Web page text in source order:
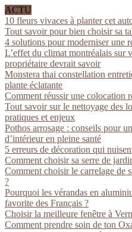
ACTU
10 fleurs vivaces à planter cet
Tout savoir pour bien choisir sa
4 solutions pour moderniser une
L’effet du climat montréalais sur
propriétaire devrait savoir
Monstera thai constellation
plante éclatante
Comment réussir une colocation
Tout savoir sur le nettoyage des
pratiques et enjeux
Pothos arrosage : conseils pour
d’intérieur en pleine santé
5 erreurs de décoration qui
Comment choisir sa serre de
Comment choisir le carrelage de
?
Pourquoi les vérandas en
favorite des Français ?
Choisir la meilleure fenêtre à
Comment prendre soin de ton